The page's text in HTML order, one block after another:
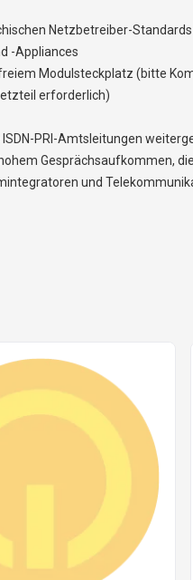
Netzbetreiber-Standards
-Appliances
Modulsteckplatz (bitte
erforderlich)
PRI-Amtsleitungen
Gesprächsaufkommen,
und